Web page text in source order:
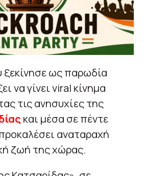
ξεκίνησε ως παρωδία
να γίνει viral κίνημα
τις ανησυχίες της
και μέσα σε πέντε
αναταραχή
ζωή της χώρας.